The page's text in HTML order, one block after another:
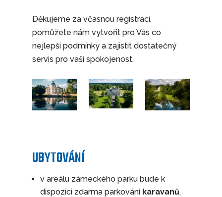
Děkujeme za včasnou registraci,
pomůžete nám vytvořit pro Vás co
nejlepší podmínky a zajistit dostatečný
servis pro vaši spokojenost.
UBYTOVÁNÍ
v areálu zámeckého parku bude k
dispozici zdarma parkování karavanů,